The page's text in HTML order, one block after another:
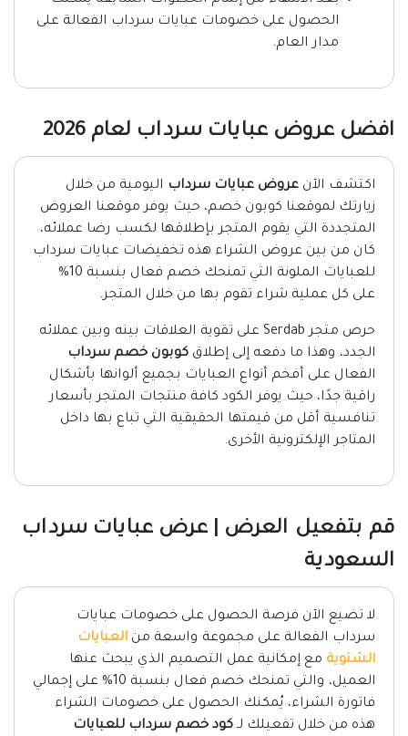
الحصول على خصومات عبايات سرداب الفعالة على
مدار العام.
افضل عروض عبايات سرداب لعام 2026
اكتشف الآن عروض عبايات سرداب اليومية من خلال
زيارتك لموقعنا كوبون خصم، حيث يوفر موقعنا العروض
المتجددة التي يقوم المتجر بإطلاقها لكسب رضا عملائه،
كان من بين عروض الشراء هذه تخفيضات عبايات سرداب
للعبايات الملونة التي تمنحك خصم فعال بنسبة 10%
على كل عملية شراء تقوم بها من خلال المتجر.
حرص متجر Serdab على تقوية العلاقات بينه وبين عملائه
الجدد، وهذا ما دفعه إلى إطلاق كوبون خصم سرداب
الفعال على أفخم أنواع العبايات بجميع ألوانها بأشكال
راقية جدًا، حيث يوفر الكود كافة منتجات المتجر بأسعار
تنافسية أقل من قيمتها الحقيقية التي تباع بها داخل
المتاجر الإلكترونية الأخرى.
قم بتفعيل العرض | عرض عبايات سرداب
السعودية
لا تضيع الآن فرصة الحصول على خصومات عبايات
سرداب الفعالة على مجموعة واسعة من العبايات
الشتوية مع إمكانية عمل التصميم الذي يبحث عنها
العميل،
والتي تمنحك خصم فعال بنسبة 10% على إجمالي
فاتورة الشراء، يُمكنك الحصول على خصومات الشراء
هذه من خلال تفعيلك لـ كود خصم سرداب للعبايات